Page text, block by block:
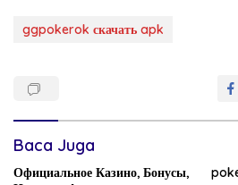
ggpokerok скачать apk
Baca Juga
Официальное Казино, Бонусы,